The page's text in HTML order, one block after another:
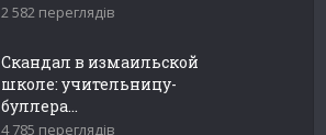
2 582 переглядів
Скандал в измаильской
школе: учительницу-
буллера...
4 785 переглядів